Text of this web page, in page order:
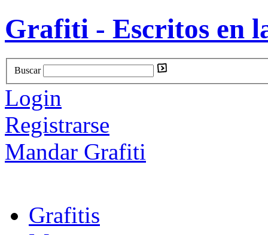
Grafiti - Escritos en
Buscar
Login
Registrarse
Mandar Grafiti
Grafitis